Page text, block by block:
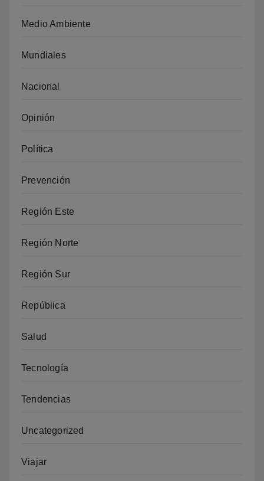
Medio Ambiente
Mundiales
Nacional
Opinión
Política
Prevención
Región Este
Región Norte
Región Sur
República
Salud
Tecnología
Tendencias
Uncategorized
Viajar